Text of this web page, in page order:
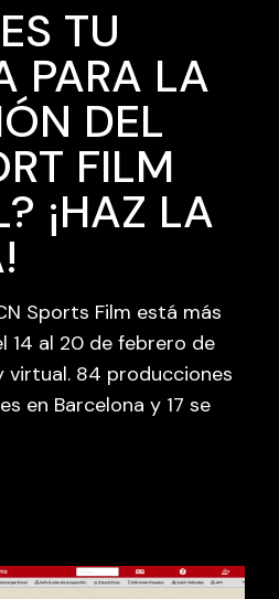
TU
PARA LA
DEL
FILM
¡HAZ LA
Sports Film está más
14 al 20 de febrero de
virtual. 84 producciones
en Barcelona y 17 se